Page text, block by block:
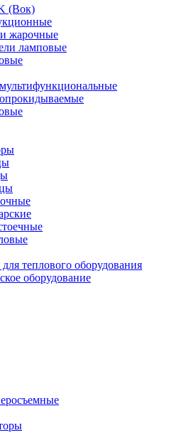
(Вок)
жарочные
ламповые
теплового оборудования
оборудование